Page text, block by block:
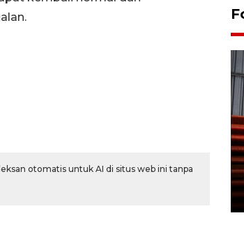
otomatis untuk AI di situs web ini tanpa
Tengah